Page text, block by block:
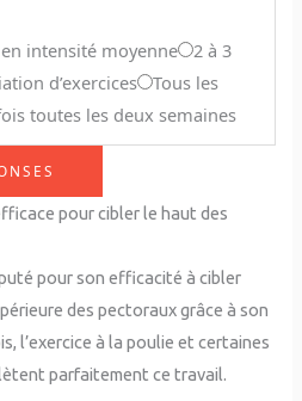
intensité moyenne
2 à 3
d’exercices
Tous les
toutes les deux semaines
pour cibler le haut des
pour son efficacité à cibler
des pectoraux grâce à son
l’exercice à la poulie et certaines
parfaitement ce travail.